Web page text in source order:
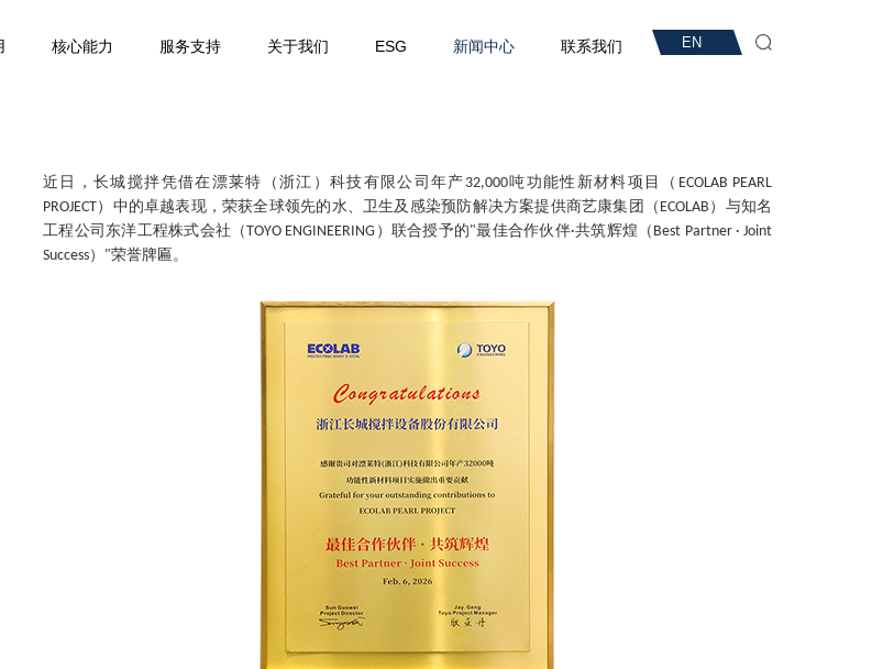
核心能力 服务支持 关于我们 ESG 新闻中心 联系我们 EN
近日，长城搅拌凭借在漂莱特（浙江）科技有限公司年产 32,000吨功能性新材料项目（ ECOLAB PEARL
PROJECT）中的卓越表现，荣获全球领先的水、卫生及感染预防解决方案提供商艺康集团（ ECOLAB ）与知名
工程公司东洋工程株式会社（TOYO ENGINEERING ）联合授予的"最佳合作伙伴·共筑辉煌（ Best Partner · Joint
Success） "荣誉牌匾。